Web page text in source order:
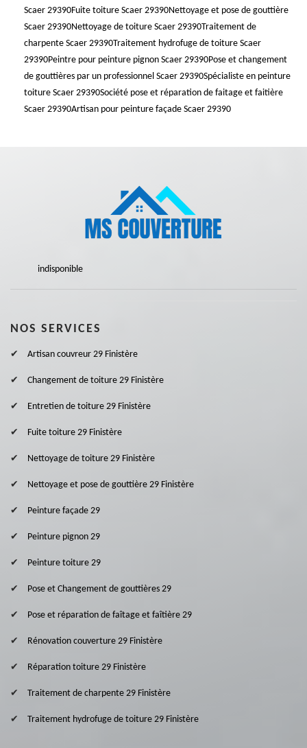
Scaer 29390Fuite toiture Scaer 29390Nettoyage et pose de gouttière
Scaer 29390Nettoyage de toiture Scaer 29390Traitement de
charpente Scaer 29390Traitement hydrofuge de toiture Scaer
29390Peintre pour peinture pignon Scaer 29390Pose et changement
de gouttières par un professionnel Scaer 29390Spécialiste en peinture
toiture Scaer 29390Société pose et réparation de faitage et faitière
Scaer 29390Artisan pour peinture façade Scaer 29390
indisponible
NOS SERVICES
Artisan couvreur 29 Finistère
Changement de toiture 29 Finistère
Entretien de toiture 29 Finistère
Fuite toiture 29 Finistère
Nettoyage de toiture 29 Finistère
Nettoyage et pose de gouttière 29 Finistère
Peinture façade 29
Peinture pignon 29
Peinture toiture 29
Pose et Changement de gouttières 29
Pose et réparation de faîtage et faîtière 29
Rénovation couverture 29 Finistère
Réparation toiture 29 Finistère
Traitement de charpente 29 Finistère
Traitement hydrofuge de toiture 29 Finistère